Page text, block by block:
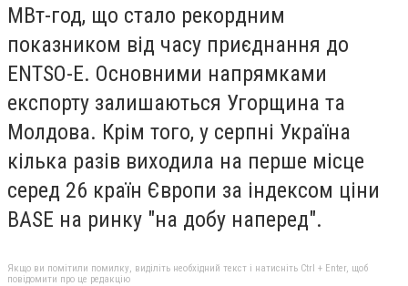
МВт-год, що стало рекордним
показником від часу приєднання до
ENTSO-E. Основними напрямками
експорту залишаються Угорщина та
Молдова. Крім того, у серпні Україна
кілька разів виходила на перше місце
серед 26 країн Європи за індексом ціни
BASE на ринку "на добу наперед".
Якщо ви помітили помилку, виділіть необхідний текст і натисніть Ctrl + Enter, щоб
повідомити про це редакцію